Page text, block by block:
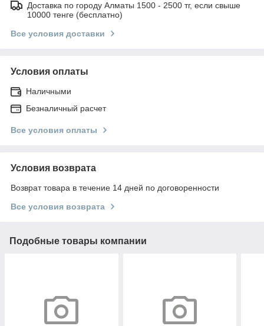
Доставка по городу Алматы 1500 - 2500 тг, если свыше
10000 тенге (бесплатно)
Все условия доставки
Условия оплаты
Наличными
Безналичный расчет
Все условия оплаты
Условия возврата
Возврат товара в течение 14 дней по договоренности
Все условия возврата
Подобные товары компании